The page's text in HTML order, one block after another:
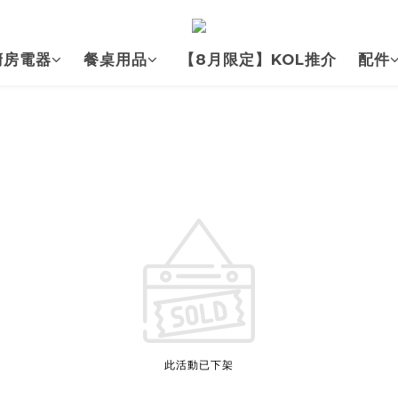
電器 餐桌用品 【8月限定】KOL推介 配件
此活動已下架